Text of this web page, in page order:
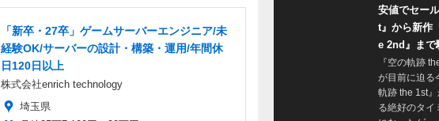
「新卒・27卒」ゲームサーバーエンジニア/未
経験OK/サーバーの設計・構築・運用/年間休
日120日以上
株式会社enrich technology
埼玉県
安値でセー
t』から新作
e 2nd』まで
『空の軌跡
が目前に迫る
軌跡 the 1st
る絶好のタイ